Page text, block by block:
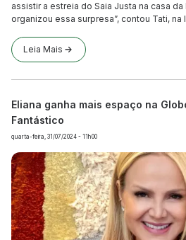
assistir a estreia do Saia Justa na casa
organizou essa surpresa”, contou Tati, na
Leia Mais
Eliana ganha mais espaço na
Fantástico
quarta-feira, 31/07/2024 - 11h00